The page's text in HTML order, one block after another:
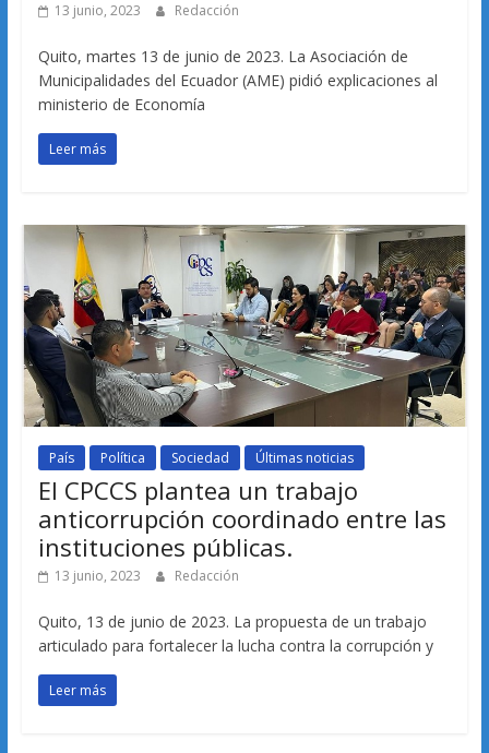
13 junio, 2023 Redacción
Quito, martes 13 de junio de 2023. La Asociación de
Municipalidades del Ecuador (AME) pidió explicaciones al
ministerio de Economía
Leer más
País Política Sociedad Últimas noticias
El CPCCS plantea un trabajo
anticorrupción coordinado entre las
instituciones públicas.
13 junio, 2023 Redacción
Quito, 13 de junio de 2023. La propuesta de un trabajo
articulado para fortalecer la lucha contra la corrupción y
Leer más